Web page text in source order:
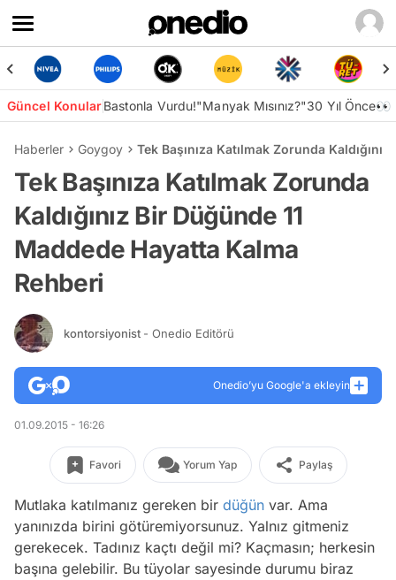
Güncel KonularBastonla Vurdu!"Manyak Mısınız?"30 Yıl Önce👀
Haberler Goygoy Tek Başınıza Katılmak Zorunda
Tek Başınıza Katılmak Zorunda
Kaldığınız Bir Düğünde 11
Maddede Hayatta Kalma
Rehberi
kontorsiyonist - Onedio Editörü
Onedio’yu Google'a ekleyin
01.09.2015 - 16:26
Favori Yorum Yap Paylaş
Mutlaka katılmanız gereken bir düğün var. Ama
yanınızda birini götüremiyorsunuz. Yalnız gitmeniz
gerekecek. Tadınız kaçtı değil mi? Kaçmasın; herkesin
başına gelebilir. Bu tüyolar sayesinde durumu biraz